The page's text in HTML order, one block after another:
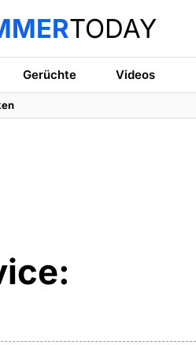
TODAY
Gerüchte Videos